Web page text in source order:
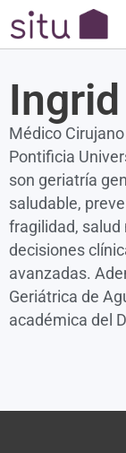
Médico
Pontificia
son geriatría
saludable,
fragilidad, salud
decisiones
avanzadas.
Geriátrica de
académica del